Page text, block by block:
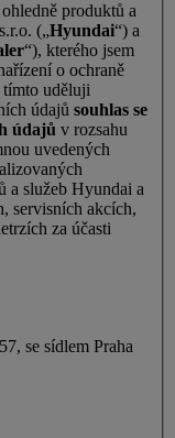
produktů a
(„Hyundai“) a
“), kterého jsem
o ochraně
uděluji
údajů souhlas se
údajů v rozsahu
uvedených
a služeb Hyundai a
servisních akcích,
za účasti
se sídlem Praha